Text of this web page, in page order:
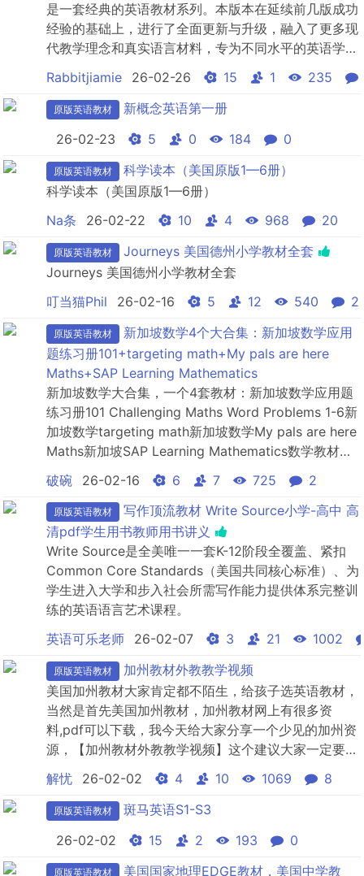
是一套经典的英语教材系列。本版本在延续前几版成功
经验的基础上，进行了全面更新与升级，融入了更多现
代教学理念和真实语言材料，专为不同水平的英语学习
者设计，覆盖从入门到精通的全阶段学习需求。 该版
本注重学生听、说、读、写四项技能的均衡发展，旨在
全面提升学习者的英语综合能力。教材内容紧密结合现
Rabbitjiamie 26-02-26 15 1 235
原版英语教材
新概念英语第一册
26-02-23
5 0 184 0
原版英语教材
科学读本（美国原版1—6册）
科学读本（美国原版1—6册）
Na条
26-02-22 10 4 968 20
原版英语教材
Journeys 美国德州小学教材全套
Journeys 美国德州小学教材全套
叮当猫Phil
26-02-16 5 12 540 2
原版英语教材
新加坡数学4个大合集：新加坡数学应用
题练习册101+targeting math+My pals are here
Maths+SAP Learning Mathematics
新加坡数学大合集，一个4套教材：新加坡数学应用题
练习册101 Challenging Maths Word Problems 1-6新
加坡数学targeting math新加坡数学My pals are here
Maths新加坡SAP Learning Mathematics数学教材具
体看截图：
破碗 26-02-16 6 7 725 2
原版英语教材
写作顶流教材 Write Source小学-高中 高
清pdf学生用书教师用书讲义
Write Source是全美唯一一套K-12阶段全覆盖、紧扣
Common Core Standards（美国共同核心标准）、为
学生进入大学和步入社会所需写作能力提供体系完整训
练的英语语言艺术课程。
英语可乐老师
26-02-07 3 21 1002
原版英语教材
加州教材外教教学视频
美国加州教材大家肯定都不陌生，给孩子选英语教材，
当然是首先美国加州教材，加州教材网上有很多资
料,pdf可以下载，我今天给大家分享一个少见的加州资
源，【加州教材外教教学视频】这个建议大家一定要
收，真的超级棒的资源，有教学视频，还有讲义，还有
加州的PDF和音频文件，可以说是全网最全的啦放几张
资源的截图给大家：背景简介“Wonders”是全球第一套
它是...
解忧 26-02-02 4 10 1069 8
原版英语教材
斑马英语S1-S3
26-02-02
15 2 193 0
原版英语教材 美国国家地理EDGE教材，美国中学教